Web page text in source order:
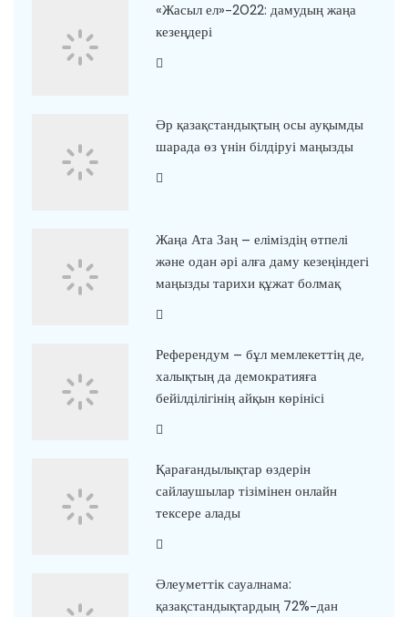
«Жасыл ел»-2022: дамудың жаңа
кезеңдері
Әр қазақстандықтың осы ауқымды
шарада өз үнін білдіруі маңызды
Жаңа Ата Заң – еліміздің өтпелі
және одан әрі алға даму кезеңіндегі
маңызды тарихи құжат болмақ
Референдум – бұл мемлекеттің де,
халықтың да демократияға
бейілділігінің айқын көрінісі
Қарағандылықтар өздерін
сайлаушылар тізімінен онлайн
тексере алады
Әлеуметтік сауалнама:
қазақстандықтардың 72%-дан